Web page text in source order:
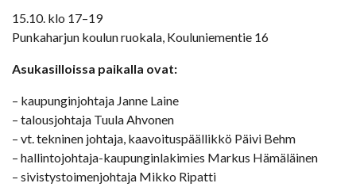
15.10. klo 17–19
Punkaharjun koulun ruokala, Kouluniementie 16
Asukasilloissa paikalla ovat:
– kaupunginjohtaja Janne Laine
– talousjohtaja Tuula Ahvonen
– vt. tekninen johtaja, kaavoituspäällikkö Päivi Behm
– hallintojohtaja-kaupunginlakimies Markus Hämäläinen
– sivistystoimenjohtaja Mikko Ripatti